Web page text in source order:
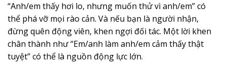
“Anh/em thấy hơi lo, nhưng muốn thử vì anh/em” có
thể phá vỡ mọi rào cản. Và nếu bạn là người nhận,
đừng quên động viên, khen ngợi đối tác. Một lời khen
chân thành như “Em/anh làm anh/em cảm thấy thật
tuyệt” có thể là nguồn động lực lớn.